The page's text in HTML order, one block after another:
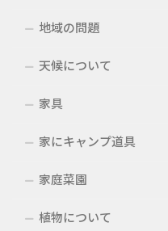
地域の問題
天候について
家具
家にキャンプ道具
家庭菜園
植物について